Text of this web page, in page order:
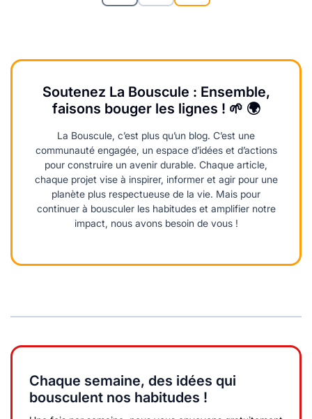
Soutenez La Bouscule : Ensemble,
faisons bouger les lignes ! 🌱 🌍
La Bouscule, c’est plus qu’un blog. C’est une
communauté engagée, un espace d’idées et d’actions
pour construire un avenir durable. Chaque article,
chaque projet vise à inspirer, informer et agir pour une
planète plus respectueuse de la vie. Mais pour
continuer à bousculer les habitudes et amplifier notre
impact, nous avons besoin de vous !
Chaque semaine, des idées qui
bousculent nos habitudes !